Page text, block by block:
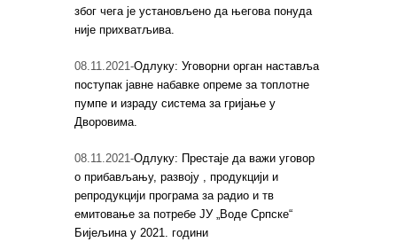
због чега је установљено да његова понуда
није прихватљива.
08.11.2021-Одлуку: Уговорни орган наставља
поступак јавне набавке опреме за топлотне
пумпе и израду система за гријање у
Дворовима.
08.11.2021-Одлуку: Престаје да важи уговор
о прибављању, развоју , продукцији и
репродукцији програма за радио и тв
емитовање за потребе ЈУ „Воде Српске“
Бијељина у 2021. години